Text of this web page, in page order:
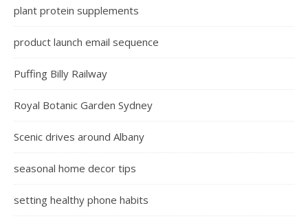
plant protein supplements
product launch email sequence
Puffing Billy Railway
Royal Botanic Garden Sydney
Scenic drives around Albany
seasonal home decor tips
setting healthy phone habits